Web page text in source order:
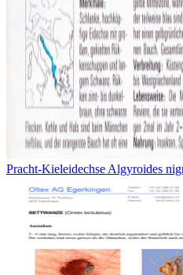
Pracht-Kieleidechse Algyroides